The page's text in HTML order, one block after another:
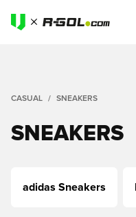
CASUAL SNEAKERS
SNEAKERS
adidas Sneakers